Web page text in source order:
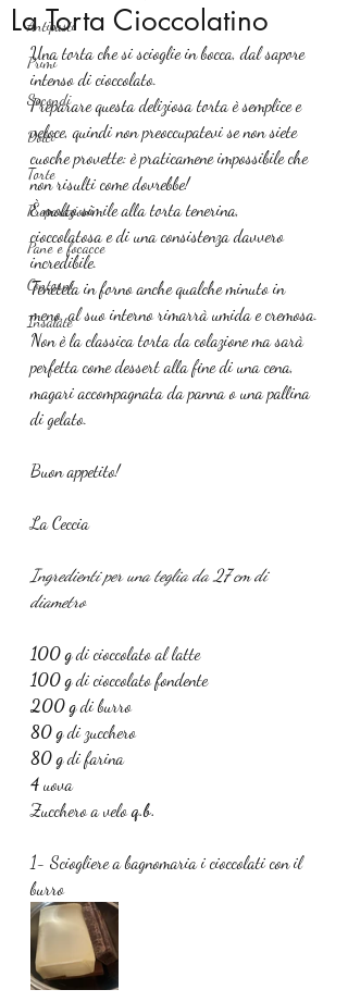
Antipasti
Primi
Secondi
Dolci
Torte
Preparazioni
Pane e focacce
Contorni
Insalate
La Torta Cioccolatino
Una torta che si scioglie in bocca, dal sapore
intenso di cioccolato.
Preparare questa deliziosa torta è semplice e
veloce, quindi non preoccupatevi se non siete
cuoche provette: è praticamene impossibile che
non risulti come dovrebbe!
È molto simile alla torta tenerina,
cioccolatosa e di una consistenza davvero
incredibile.
Tenetela in forno anche qualche minuto in
meno, al suo interno rimarrà umida e cremosa.
Non è la classica torta da colazione ma sarà
perfetta come dessert alla fine di una cena,
magari accompagnata da panna o una pallina
di gelato.
Buon appetito!
La Ceccia
Ingredienti per una teglia da 27 cm di
diametro
100 g di cioccolato al latte
100 g di cioccolato fondente
200 g di burro
80 g di zucchero
80 g di farina
4 uova
Zucchero a velo q.b.
1- Sciogliere a bagnomaria i cioccolati con il
burro